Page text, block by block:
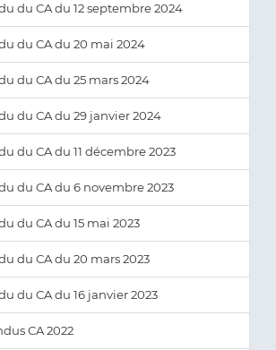
du CA du 12 septembre 2024
du CA du 20 mai 2024
du CA du 25 mars 2024
du CA du 29 janvier 2024
du CA du 11 décembre 2023
du CA du 6 novembre 2023
du CA du 15 mai 2023
du CA du 20 mars 2023
du CA du 16 janvier 2023
CA 2022